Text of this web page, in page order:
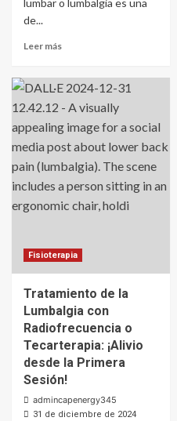
lumbar o lumbalgia es una
de...
Leer más
Fisioterapia
Tratamiento de la
Lumbalgia con
Radiofrecuencia o
Tecarterapia: ¡Alivio
desde la Primera
Sesión!
admincapenergy345
31 de diciembre de 2024